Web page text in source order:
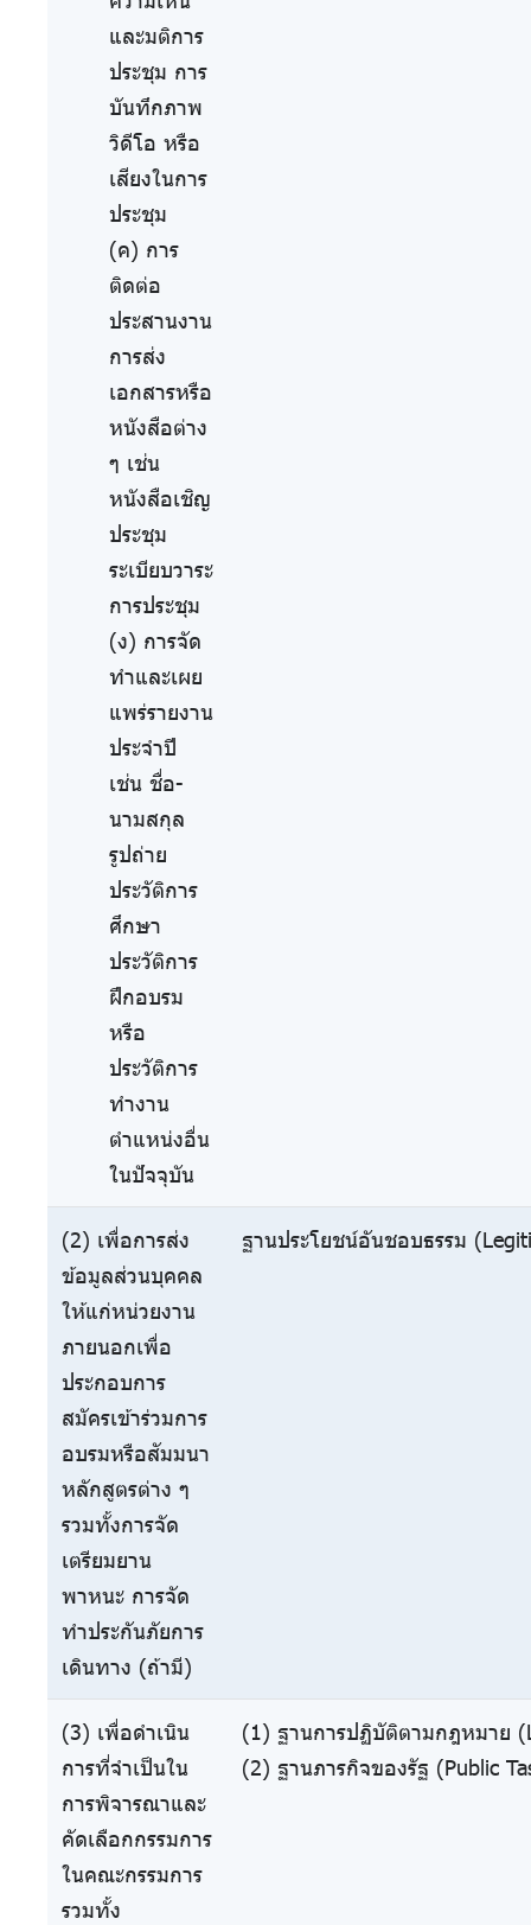
และมติการ
ประชุม การ
บันทึกภาพ
วิดีโอ หรือ
เสียงในการ
ประชุม
(ค) การ
ติดต่อ
ประสานงาน
การส่ง
เอกสารหรือ
หนังสือต่าง
ๆ เช่น
หนังสือเชิญ
ประชุม
ระเบียบวาระ
การประชุม
(ง) การจัด
ทำและเผย
แพร่รายงาน
ประจำปี
เช่น ชื่อ-
นามสกุล
รูปถ่าย
ประวัติการ
ศึกษา
ประวัติการ
ฝึกอบรม
หรือ
ประวัติการ
ทำงาน
ตำแหน่งอื่น
ในปัจจุบัน
(2) เพื่อการส่ง
ข้อมูลส่วนบุคคล
ให้แก่หน่วยงาน
ภายนอกเพื่อ
ประกอบการ
สมัครเข้าร่วมการ
อบรมหรือสัมมนา
หลักสูตรต่าง ๆ
รวมทั้งการจัด
เตรียมยาน
พาหนะ การจัด
ทำประกันภัยการ
เดินทาง (ถ้ามี)
ฐานประโยชน์อันชอบธรรม
(3) เพื่อดำเนิน
การที่จำเป็นใน
การพิจารณาและ
คัดเลือกกรรมการ
ในคณะกรรมการ
รวมทั้ง
(1) ฐานการปฏิบัติตามกฎหมาย
(2) ฐานภารกิจของรัฐ (Public